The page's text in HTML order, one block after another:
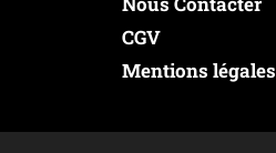
CGV
Mentions légales